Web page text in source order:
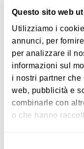
Questo sito web
Utilizziamo i
annunci, per
per analizzare il
informazioni sul
i nostri partner
web, pubblicità e
combinarle con
o che hanno
Dettagli
Servizi
aria condizionata -
pubblico nelle